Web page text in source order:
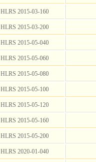
HLRS 2015-03-160
HLRS 2015-03-200
HLRS 2015-05-040
HLRS 2015-05-060
HLRS 2015-05-080
HLRS 2015-05-100
HLRS 2015-05-120
HLRS 2015-05-160
HLRS 2015-05-200
HLRS 2020-01-040